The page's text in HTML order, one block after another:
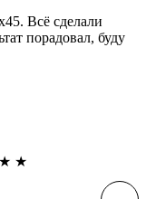
Всё сделали
порадовал, буду
★ ★